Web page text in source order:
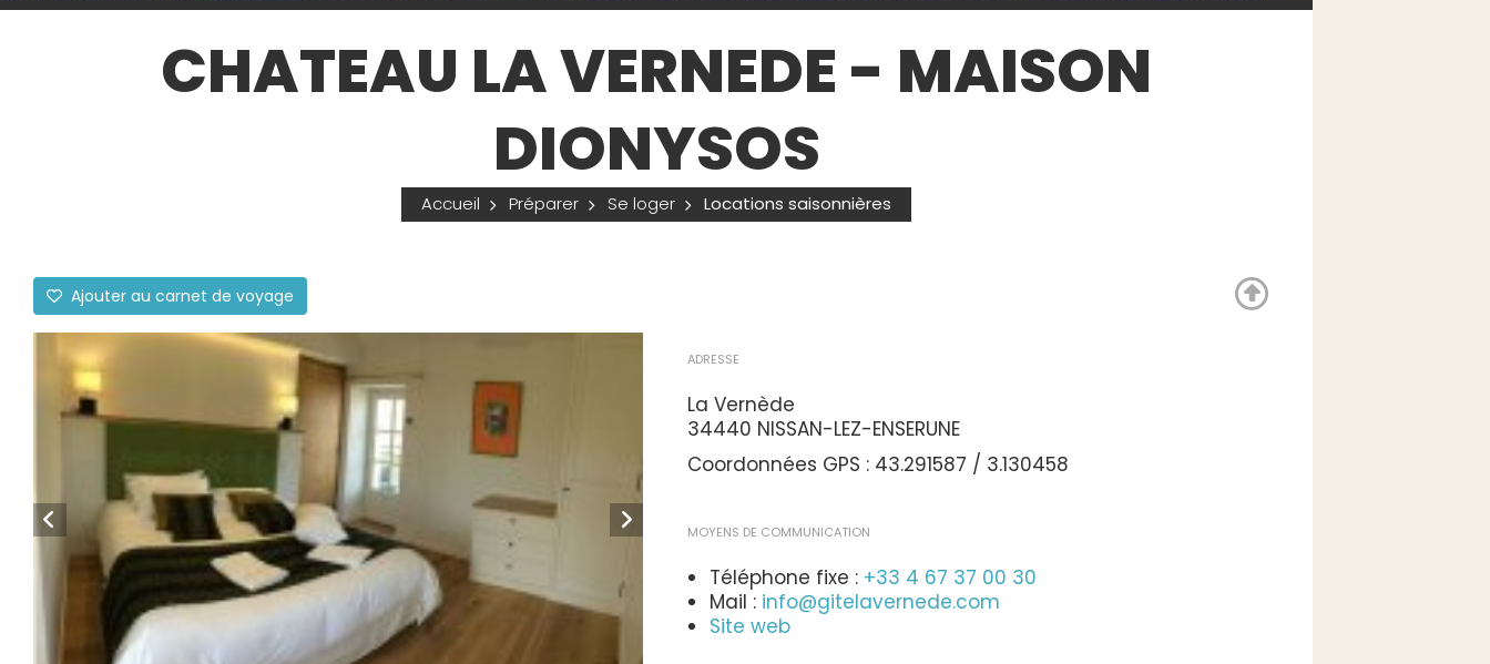
CHATEAU LA VERNEDE - MAISON
DIONYSOS
Accueil Préparer Se loger Locations saisonnières
Ajouter au carnet de voyage
ADRESSE
La Vernède
34440 NISSAN-LEZ-ENSERUNE
Coordonnées GPS : 43.291587 / 3.130458
MOYENS DE COMMUNICATION
Téléphone fixe : +33 4 67 37 00 30
Mail : info@gitelavernede.com
Site web